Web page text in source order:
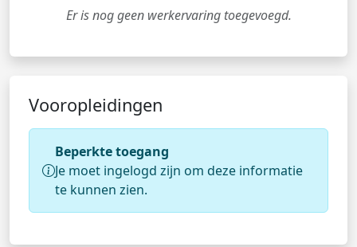
Er is nog geen werkervaring toegevoegd.
Vooropleidingen
Beperkte toegang
Je moet ingelogd zijn om deze informatie
te kunnen zien.